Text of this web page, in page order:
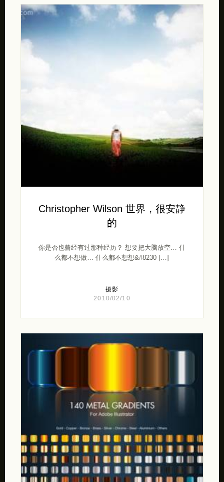
Christopher Wilson 世界，很安静
的
你是否也曾经有过那种经历？ 想要把大脑放空… 什
么都不想做… 什么都不想想&#8230 […]
摄影
2010/02/10